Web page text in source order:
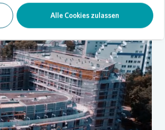
Alle Cookies zulassen